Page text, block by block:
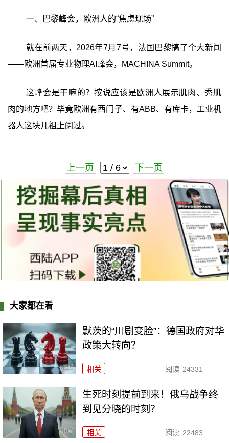
一、巴黎峰会，欧洲人的“焦虑现场”
就在前两天，2026年7月7号，法国巴黎搞了个大新闻
——欧洲首届专业物理AI峰会，MACHINA Summit。
这峰会是干嘛的？按说应该是欧洲人展示肌肉、秀肌
肉的地方吧？毕竟欧洲有西门子、有ABB、有库卡，工业机
器人这块儿祖上阔过。
上一页 下一页
大家都在看
默茨的“川剧变脸”：德国政府对华
政策大转向？
相关 阅读 24331
生死时刻提前到来！俄乌战争终
到见分晓的时刻？
相关 阅读 22483